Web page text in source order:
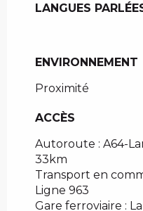
LANGUES
LANGUES
ENVIRONNEMENT
ENVIRONNEMENT
Proximité
ACCÈS
ACCÈS
Autoroute : A64-
33km
Transport en
Ligne 963
Gare ferroviaire :